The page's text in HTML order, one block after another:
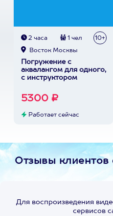
2 часа 1 чел 10+
Восток Москвы
Погружение с
аквалангом для одного,
с инструктором
5300 ₽
Работает сейчас
Отзывы клиентов
Для воспроизведения
сервисов